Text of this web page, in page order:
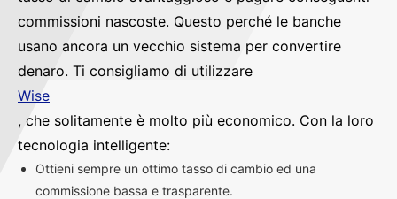
commissioni nascoste. Questo perché le banche
usano ancora un vecchio sistema per convertire
denaro. Ti consigliamo di utilizzare
Wise
, che solitamente è molto più economico. Con la loro
tecnologia intelligente:
Ottieni sempre un ottimo tasso di cambio ed una
commissione bassa e trasparente.